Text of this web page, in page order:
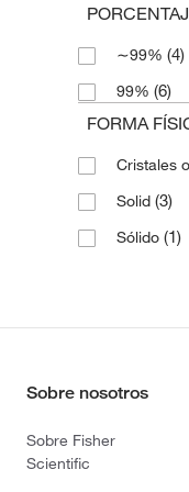
∼99% (4)
99% (6)
FORMA
Cristales
Solid (3)
Sólido (1)
Sobre nosotros
Sobre Fisher
Scientific